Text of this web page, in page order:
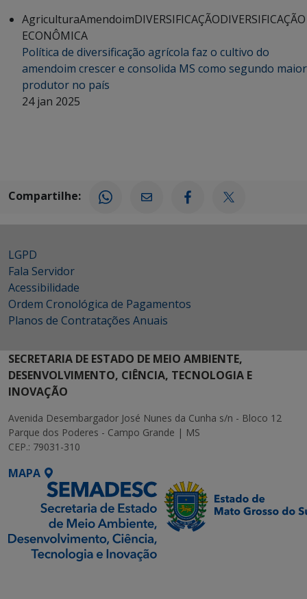
AgriculturaAmendoimDIVERSIFICAÇÃODIVERSIFICAÇÃO
ECONÔMICA
Política de diversificação agrícola faz o cultivo do
amendoim crescer e consolida MS como segundo maior
produtor no país
24 jan 2025
Compartilhe:
LGPD
Fala Servidor
Acessibilidade
Ordem Cronológica de Pagamentos
Planos de Contratações Anuais
SECRETARIA DE ESTADO DE MEIO AMBIENTE,
DESENVOLVIMENTO, CIÊNCIA, TECNOLOGIA E
INOVAÇÃO
Avenida Desembargador José Nunes da Cunha s/n - Bloco 12
Parque dos Poderes - Campo Grande | MS
CEP.: 79031-310
MAPA